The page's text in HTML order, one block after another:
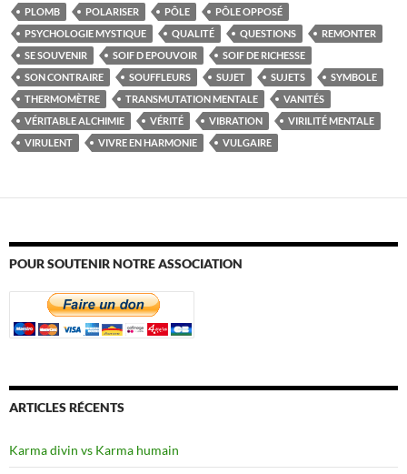
PLOMB
POLARISER PÔLE
PÔLE OPPOSÉ
PSYCHOLOGIE MYSTIQUE
QUALITÉ QUESTIONS
REMONTER
SE SOUVENIR
SOIF D EPOUVOIR
SOIF DE RICHESSE
SON CONTRAIRE
SOUFFLEURS SUJET SUJETS
SYMBOLE
THERMOMÈTRE
TRANSMUTATION MENTALE
VANITÉS
VÉRITABLE ALCHIMIE
VÉRITÉ VIBRATION
VIRILITÉ MENTALE
VIRULENT
VIVRE EN HARMONIE VULGAIRE
POUR SOUTENIR NOTRE ASSOCIATION
ARTICLES RÉCENTS
Karma divin vs Karma humain